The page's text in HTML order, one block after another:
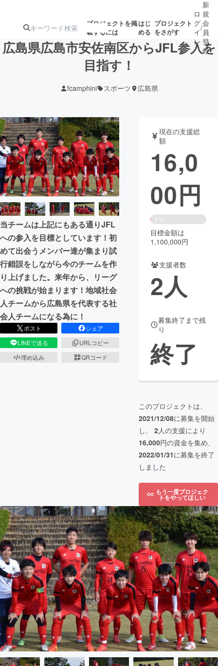
プロジェクトを掲
載するには
はじ
める
プロジェクト
をさがす
ジェクト
募集終了が近いプ
ロジェクト
アート・写真 音楽
テクノロジー・ガジェット ゲーム・
映像・映画 書籍・雑誌
ビジネス・起業 チャレンジ
まちづくり・地域活性化
CAMPFIRE for Social Good
CAMPFIRE Creation
CAMPFIREふるさと納税machi-ya コミュニティ
ロ
グ
イ
ン
/
新
規
会
員
登
録
広島県広島市安佐南区からJFL参入を
目指す！
fcamphini スポーツ 広島県
当チームは上記にもある通りJFL
への参入を目標としています！初
めて出会うメンバー達が集まり試
行錯誤をしながら今のチームを作
り上げました。来年から、リーグ
への挑戦が始まります！地域社会
人チームから広島県を代表する社
会人チームになる為に！
ポスト
シェア
LINEで送る
URLコピー
埋め込み
QRコード
現在の支援総
額
16,0
00円
1%
目標金額は
1,100,000円
支援者数
2人
募集終了まで残
り
終了
このプロジェクトは、
2021/12/08に募集を開始
し、 2人の支援により
16,000円の資金を集め、
2022/01/31に募集を終了
しました
もう一度プロジェク
トをやってほしい